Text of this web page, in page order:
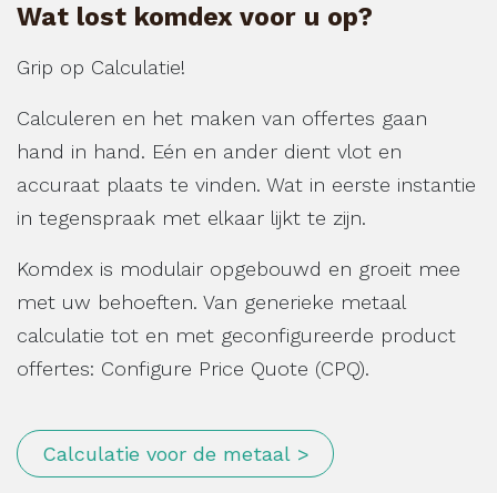
Wat lost komdex voor u op?
Grip op Calculatie!
Calculeren en het maken van offertes gaan
hand in hand. Eén en ander dient vlot en
accuraat plaats te vinden. Wat in eerste instantie
in tegenspraak met elkaar lijkt te zijn.
Komdex is modulair opgebouwd en groeit mee
met uw behoeften. Van generieke metaal
calculatie tot en met geconfigureerde product
offertes: Configure Price Quote (CPQ).
Calculatie voor de metaal >